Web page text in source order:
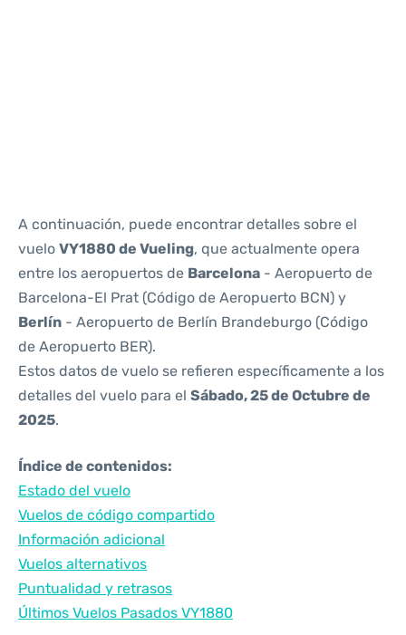
A continuación, puede encontrar detalles sobre el
vuelo VY1880 de Vueling, que actualmente opera
entre los aeropuertos de Barcelona - Aeropuerto de
Barcelona-El Prat (Código de Aeropuerto BCN) y
Berlín - Aeropuerto de Berlín Brandeburgo (Código
de Aeropuerto BER).
Estos datos de vuelo se refieren específicamente a los
detalles del vuelo para el Sábado, 25 de Octubre de
2025.
Índice de contenidos:
Estado del vuelo
Vuelos de código compartido
Información adicional
Vuelos alternativos
Puntualidad y retrasos
Últimos Vuelos Pasados VY1880